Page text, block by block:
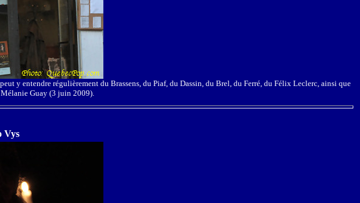
y entendre régulièrement du Brassens, du Piaf, du Dassin, du Brel, du Ferré, du Félix Leclerc, ainsi que
Mélanie Guay (3 juin 2009).
Vys